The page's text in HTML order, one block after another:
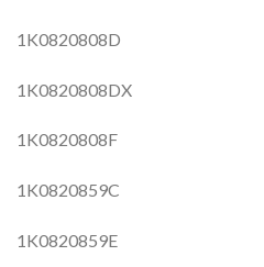
1K0820808D
1K0820808DX
1K0820808F
1K0820859C
1K0820859E